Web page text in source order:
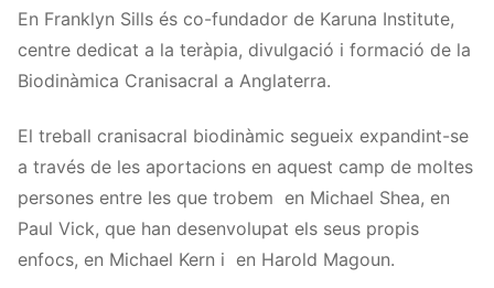
En Franklyn Sills és co-fundador de Karuna Institute,
centre dedicat a la teràpia, divulgació i formació de la
Biodinàmica Cranisacral a Anglaterra.
El treball cranisacral biodinàmic segueix expandint-se
a través de les aportacions en aquest camp de moltes
persones entre les que trobem en Michael Shea, en
Paul Vick, que han desenvolupat els seus propis
enfocs, en Michael Kern i en Harold Magoun.